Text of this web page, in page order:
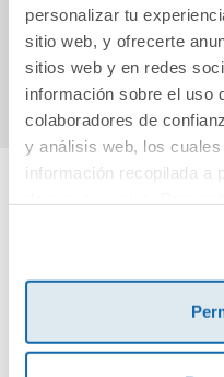
personalizar tu
sitio web, y ofrecerte
sitios web y en redes
información sobre el uso
colaboradores de
y análisis web, los
información recopilada a
Ver más
¡Sé el primero